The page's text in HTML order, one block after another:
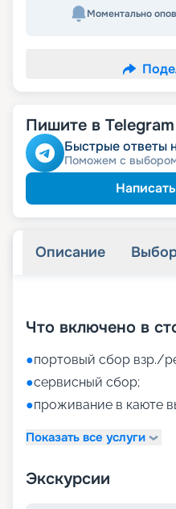
Моментально
Пишите в Telegram
Быстрые ответы
Поможем с
Описание
Что включено в
●портовый сбор взр./
●сервисный сбор;
●проживание в каюте
Показать все услуги
Экскурсии